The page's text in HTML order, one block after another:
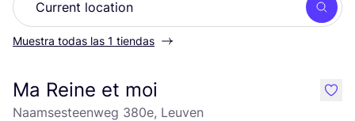
Muestra todas las 1 tiendas
Ma Reine et moi
Naamsesteenweg 380e, Leuven
like